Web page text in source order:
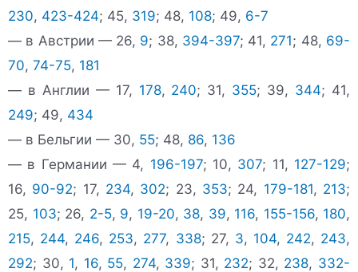
230, 423-424; 45, 319; 48, 108; 49, 6-7
— в Австрии — 26, 9; 38, 394-397; 41, 271; 48, 69-
70, 74-75, 181
— в Англии — 17, 178, 240; 31, 355; 39, 344; 41,
249; 49, 434
— в Бельгии — 30, 55; 48, 86, 136
— в Германии — 4, 196-197; 10, 307; 11, 127-129;
16, 90-92; 17, 234, 302; 23, 353; 24, 179-181, 213;
25, 103; 26, 2-5, 9, 19-20, 38, 39, 116, 155-156, 180,
215, 244, 246, 253, 277, 338; 27, 3, 104, 242, 243,
292; 30, 1, 16, 55, 274, 339; 31, 232; 32, 238, 332-